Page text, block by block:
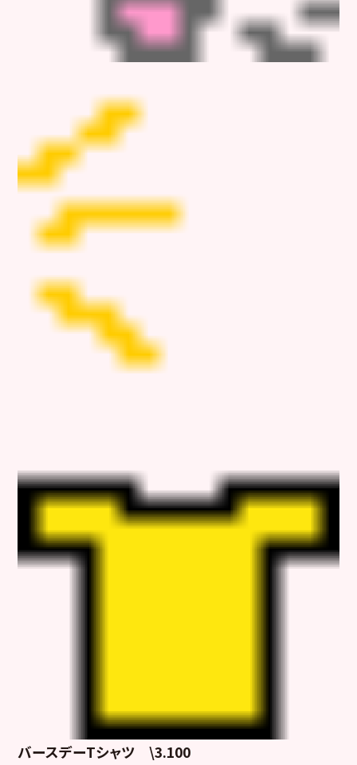
バースデーTシャツ \3.100